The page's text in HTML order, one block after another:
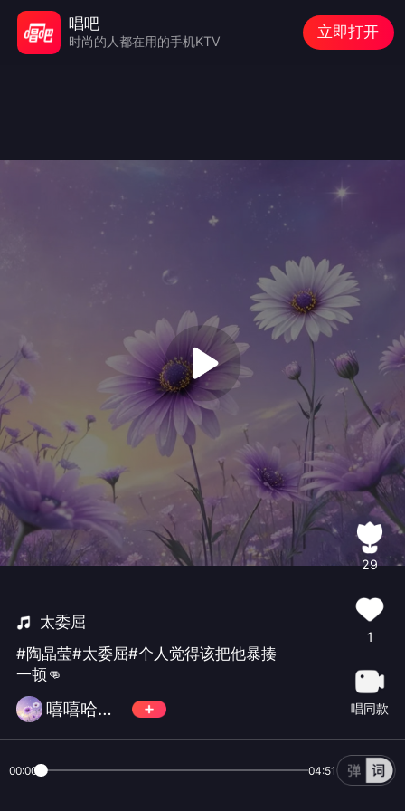
太委屈
#陶晶莹#太委屈#个人觉得该把他暴揍
一顿👊
嘻嘻哈哈🤔
29
1
唱同款
00:00 04:51
唱吧
时尚的人都在用的手机KTV
立即打开